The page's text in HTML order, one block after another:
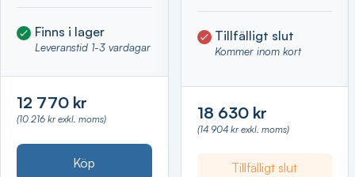
Finns i lager
Leveranstid 1-3 vardagar
12 770 kr
(10 216 kr exkl. moms)
Köp
Tillfälligt slut
Kommer inom kort
18 630 kr
(14 904 kr exkl. moms)
Tillfälligt slut